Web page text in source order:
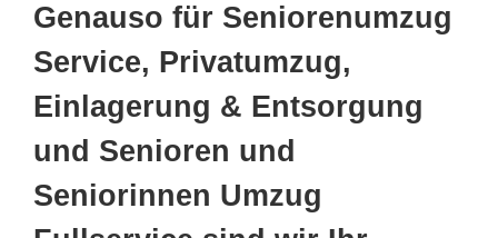
Genauso für Seniorenumzug
Service, Privatumzug,
Einlagerung & Entsorgung
und Senioren und
Seniorinnen Umzug